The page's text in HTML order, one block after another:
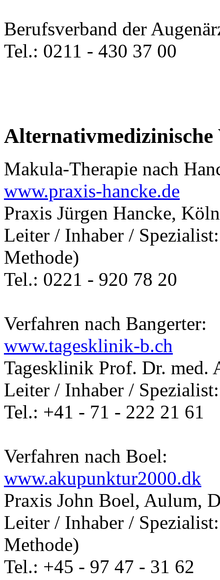
Berufsverband der
Tel.: 0211 - 430 37 00
Alternativmedizinische
Makula-Therapie nach
www.praxis-hancke.de
Praxis Jürgen Hancke,
Leiter / Inhaber /
Methode)
Tel.: 0221 - 920 78 20
Verfahren nach Bangerter:
www.tagesklinik-b.ch
Tagesklinik Prof. Dr. med.
Leiter / Inhaber /
Tel.: +41 - 71 - 222 21 61
Verfahren nach Boel:
www.akupunktur2000.dk
Praxis John Boel, Aulum,
Leiter / Inhaber /
Methode)
Tel.: +45 - 97 47 - 31 62